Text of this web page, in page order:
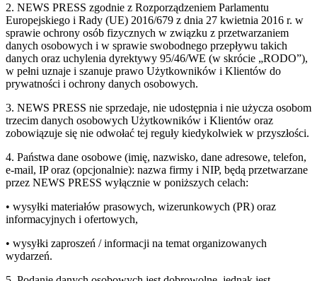
2. NEWS PRESS zgodnie z Rozporządzeniem Parlamentu
Europejskiego i Rady (UE) 2016/679 z dnia 27 kwietnia 2016 r. w
sprawie ochrony osób fizycznych w związku z przetwarzaniem
danych osobowych i w sprawie swobodnego przepływu takich
danych oraz uchylenia dyrektywy 95/46/WE (w skrócie „RODO”),
w pełni uznaje i szanuje prawo Użytkowników i Klientów do
prywatności i ochrony danych osobowych.
3. NEWS PRESS nie sprzedaje, nie udostępnia i nie użycza osobom
trzecim danych osobowych Użytkowników i Klientów oraz
zobowiązuje się nie odwołać tej reguły kiedykolwiek w przyszłości.
4. Państwa dane osobowe (imię, nazwisko, dane adresowe, telefon,
e-mail, IP oraz (opcjonalnie): nazwa firmy i NIP, będą przetwarzane
przez NEWS PRESS wyłącznie w poniższych celach:
• wysyłki materiałów prasowych, wizerunkowych (PR) oraz
informacyjnych i ofertowych,
• wysyłki zaproszeń / informacji na temat organizowanych
wydarzeń.